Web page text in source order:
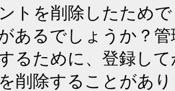
トを削除したため
あるでしょうか？
るために、登録し
削除することがあ